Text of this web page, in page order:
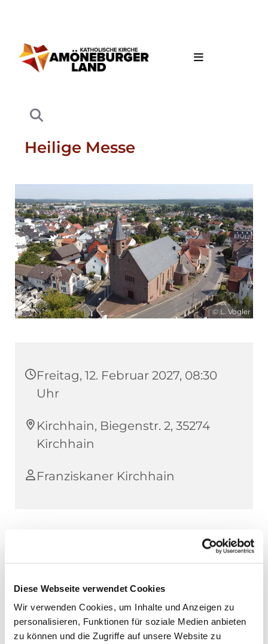
Diese Webseite verwendet Cookies
Wir verwenden Cookies, um Inhalte und Anzeigen zu
personalisieren, Funktionen für soziale Medien anbieten
zu können und die Zugriffe auf unsere Website zu
Heilige Messe
© L. Vogler
Freitag, 12. Februar 2027, 08:30
Uhr
Kirchhain, Biegenstr. 2, 35274
Kirchhain
Franziskaner Kirchhain